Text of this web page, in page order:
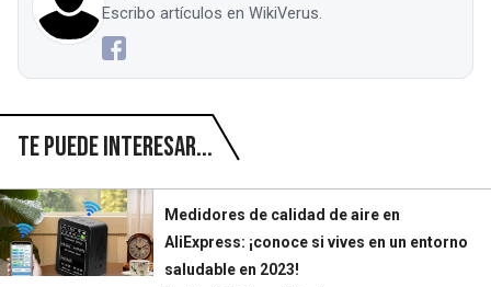
Escribo artículos en WikiVerus.
Te puede interesar...
Medidores de calidad de aire en
AliExpress: ¡conoce si vives en un entorno
saludable en 2023!